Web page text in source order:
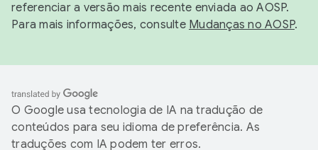
referenciar a versão mais recente enviada ao AOSP.
Para mais informações, consulte Mudanças no AOSP.
O Google usa tecnologia de IA na tradução de
conteúdos para seu idioma de preferência. As
traduções com IA podem ter erros.